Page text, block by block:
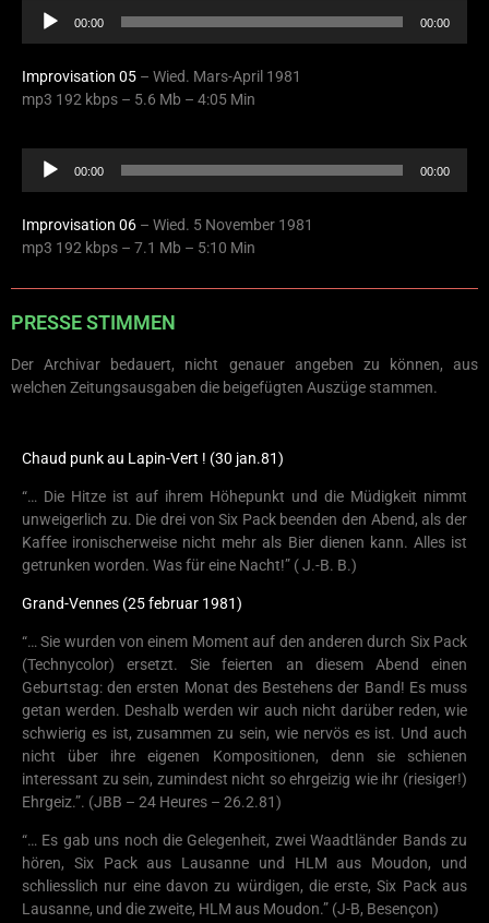
Audio
Player
00:00 00:00
Improvisation 05 – Wied. Mars-April 1981
mp3 192 kbps – 5.6 Mb – 4:05 Min
Audio
Player
00:00 00:00
Improvisation 06 – Wied. 5 November 1981
mp3 192 kbps – 7.1 Mb – 5:10 Min
PRESSE STIMMEN
Der Archivar bedauert, nicht genauer angeben zu können, aus
welchen Zeitungsausgaben die beigefügten Auszüge stammen.
Chaud punk au Lapin-Vert ! (30 jan.81)
“… Die Hitze ist auf ihrem Höhepunkt und die Müdigkeit nimmt
unweigerlich zu. Die drei von Six Pack beenden den Abend, als der
Kaffee ironischerweise nicht mehr als Bier dienen kann. Alles ist
getrunken worden. Was für eine Nacht!” ( J.-B. B.)
Grand-Vennes (25 februar 1981)
“… Sie wurden von einem Moment auf den anderen durch Six Pack
(Technycolor) ersetzt. Sie feierten an diesem Abend einen
Geburtstag: den ersten Monat des Bestehens der Band! Es muss
getan werden. Deshalb werden wir auch nicht darüber reden, wie
schwierig es ist, zusammen zu sein, wie nervös es ist. Und auch
nicht über ihre eigenen Kompositionen, denn sie schienen
interessant zu sein, zumindest nicht so ehrgeizig wie ihr (riesiger!)
Ehrgeiz.”. (JBB – 24 Heures – 26.2.81)
“… Es gab uns noch die Gelegenheit, zwei Waadtländer Bands zu
hören, Six Pack aus Lausanne und HLM aus Moudon, und
schliesslich nur eine davon zu würdigen, die erste, Six Pack aus
Lausanne, und die zweite, HLM aus Moudon.” (J-B, Besençon)